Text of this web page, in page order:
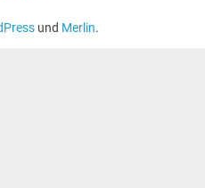
und Merlin.